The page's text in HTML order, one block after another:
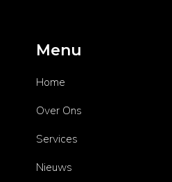
Menu
Home
Over Ons
Services
Nieuws